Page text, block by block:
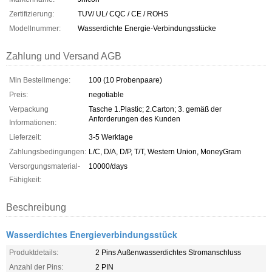
Zertifizierung:
TUV/ UL/ CQC / CE / ROHS
Modellnummer:
Wasserdichte Energie-Verbindungsstücke
Zahlung und Versand AGB
Min Bestellmenge:
100 (10 Probenpaare)
Preis:
negotiable
Verpackung
Informationen:
Tasche 1.Plastic; 2.Carton; 3. gemäß der
Anforderungen des Kunden
Lieferzeit:
3-5 Werktage
Zahlungsbedingungen: L/C, D/A, D/P, T/T, Western Union, MoneyGram
Versorgungsmaterial-
Fähigkeit:
10000/days
Beschreibung
Wasserdichtes Energieverbindungsstück
Produktdetails:
2 Pins Außenwasserdichtes Stromanschluss
Anzahl der Pins:
2 PIN